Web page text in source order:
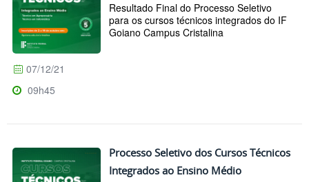
Resultado Final do Processo Seletivo
para os cursos técnicos integrados do IF
Goiano Campus Cristalina
07/12/21
09h45
Processo Seletivo dos Cursos Técnicos
Integrados ao Ensino Médio